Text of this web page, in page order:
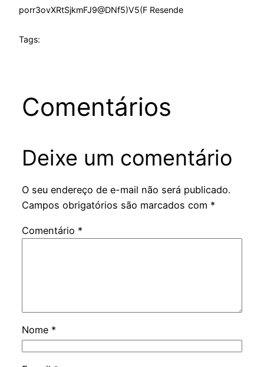
porr3ovXRtSjkmFJ9@DNf5)V5(F Resende
Tags:
Comentários
Deixe um comentário
O seu endereço de e-mail não será publicado.
Campos obrigatórios são marcados com *
Comentário *
Nome *